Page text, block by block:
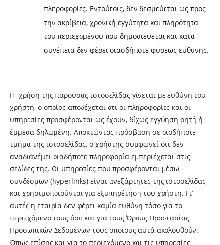
πληροφορίες. Εντούτοις, δεν δεσμεύεται ως προς
την ακρίβεια, χρονική εγγύτητα και πληρότητα
του περιεχομένου που δημοσιεύεται και κατά
συνέπεια δεν φέρει οιασδήποτε φύσεως ευθύνης.
Η χρήση της παρούσας ιστοσελίδας γίνεται με ευθύνη του
χρήστη, ο οποίος αποδέχεται ότι οι πληροφορίες και οι
υπηρεσίες προσφέρονται ως έχουν, δίχως εγγύηση ρητή ή
έμμεσα δηλωμένη. Αποκτώντας πρόσβαση σε οιοδήποτε
τμήμα της ιστοσελίδας, ο χρήστης συμφωνεί ότι δεν
αναδιανέμει οιαδήποτε πληροφορία εμπεριέχεται στις
σελίδες της. Οι υπηρεσίες που προσφέρονται μέσω
συνδέσμων (hyperlinks) είναι ανεξάρτητες της ιστοσελίδας
και χρησιμοποιούνται για εξυπηρέτηση του χρήστη. Γι’
αυτές η εταιρία δεν φέρει καμία ευθύνη τόσο για το
περιεχόμενο τους όσο και για τους Όρους Προστασίας
Προσωπικών Δεδομένων τους οποίους αυτά ακολουθούν.
Όπως επίσης και για το περιεχόμενο και τις υπηρεσίες